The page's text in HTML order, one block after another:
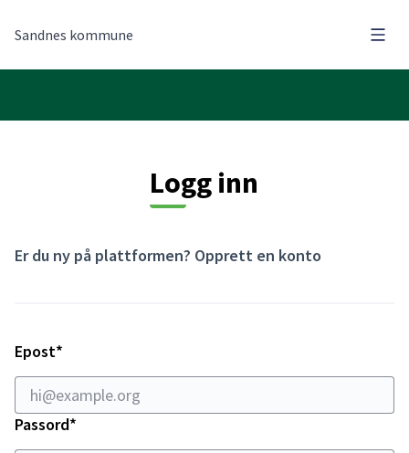
Sandnes kommune
Logg inn
Er du ny på plattformen? Opprett en konto
Epost*
Passord*